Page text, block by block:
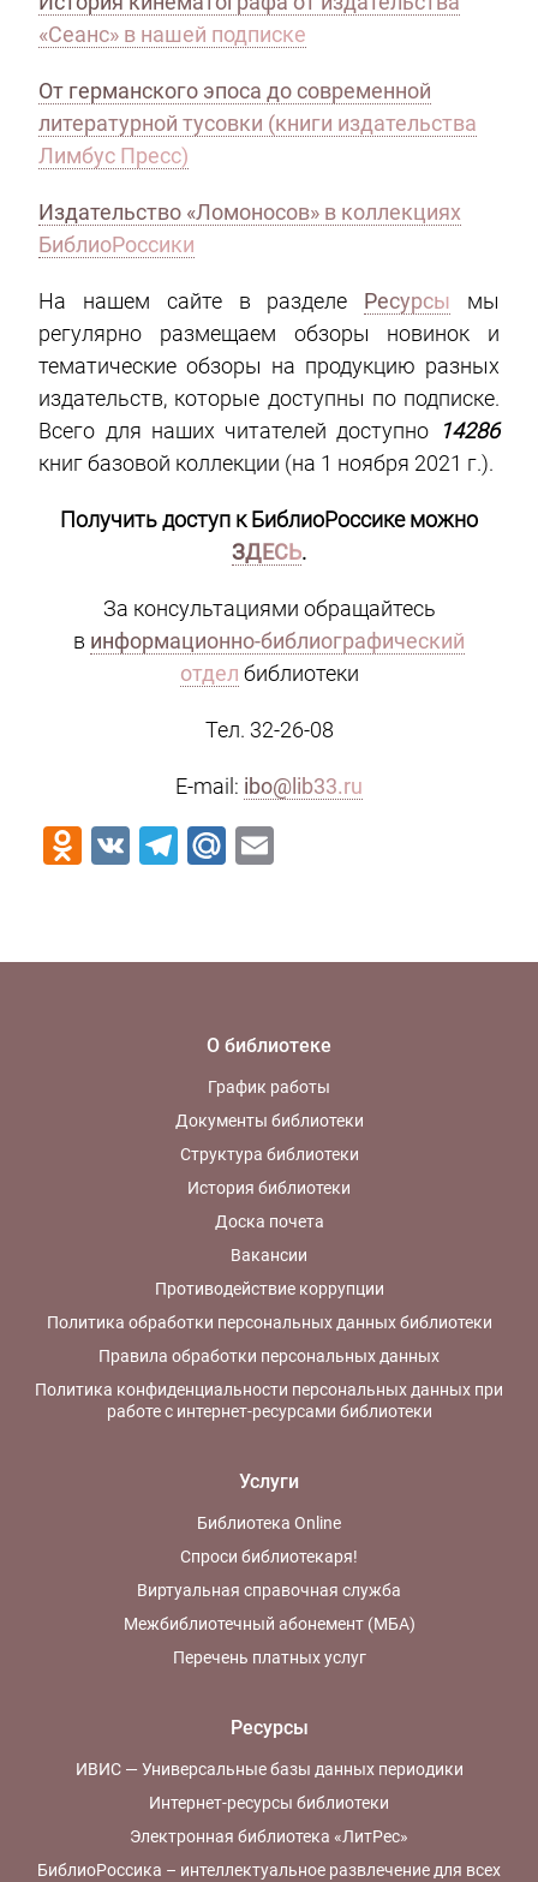
«Сеанс» в нашей подписке
От германского эпоса до современной
литературной тусовки (книги издательства
Лимбус Пресс)
Издательство «Ломоносов» в коллекциях
БиблиоРоссики
На нашем сайте в разделе Ресурсы мы
регулярно размещаем обзоры новинок и
тематические обзоры на продукцию разных
издательств, которые доступны по подписке.
Всего для наших читателей доступно
14286
книг базовой коллекции (на 1 ноября 2021 г.).
Получить доступ к БиблиоРоссике можно
ЗДЕСЬ.
За консультациями обращайтесь
в информационно-библиографический
отдел библиотеки
Тел. 32-26-08
E-mail: ibo@lib33.ru
Odnoklassniki
VK Telegram
Mail.Ru
О библиотеке
График работы
Документы библиотеки
Структура библиотеки
История библиотеки
Доска почета
Вакансии
Противодействие коррупции
Политика обработки персональных данных библиотеки
Правила обработки персональных данных
Политика конфиденциальности персональных данных при
работе с интернет-ресурсами библиотеки
Услуги
Библиотека Online
Спроси библиотекаря!
Виртуальная справочная служба
Межбиблиотечный абонемент (МБА)
Перечень платных услуг
Ресурсы
ИВИС — Универсальные базы данных периодики
Интернет-ресурсы библиотеки
Электронная библиотека «ЛитРес»
БиблиоРоссика – интеллектуальное развлечение для всех